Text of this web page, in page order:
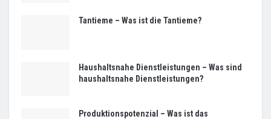
Tantieme – Was ist die Tantieme?
Haushaltsnahe Dienstleistungen – Was sind
haushaltsnahe Dienstleistungen?
Produktionspotenzial – Was ist das